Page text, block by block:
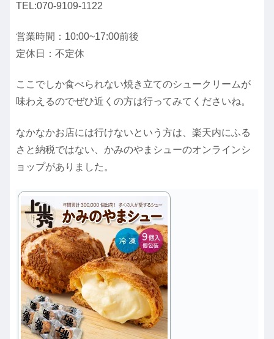
TEL:070-9109-1122
営業時間：10:00~17:00前後
定休日：不定休
ここでしか食べられない焼き立てのシュークリームが
味わえるのでぜひ近くの方は行ってみてくださいね。
なかなかお店には行けないという方は、楽天内にふる
さと納税ではない、かみのやまシューのオンラインシ
ョップがありました。